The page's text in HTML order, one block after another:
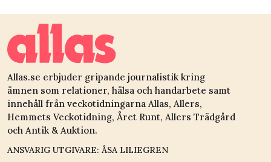
Allas.se erbjuder gripande journalistik kring
ämnen som relationer, hälsa och handarbete samt
innehåll från veckotidningarna Allas, Allers,
Hemmets Veckotidning, Året Runt, Allers Trädgård
och Antik & Auktion.
ANSVARIG UTGIVARE: ÅSA LILIEGREN